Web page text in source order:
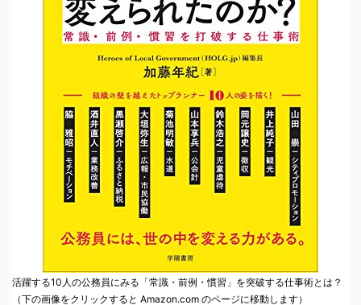
活躍する10人の公務員にみる「常識・前例・慣習」を突破する仕事術とは？
（下の画像をクリックすると Amazon.com のページに移動します）